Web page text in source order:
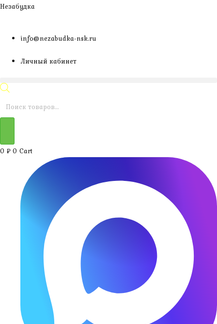
Перейти
Незабудка
info@nezabudka-nsk.ru
Личный кабинет
Поиск
0 ₽ 0 Cart